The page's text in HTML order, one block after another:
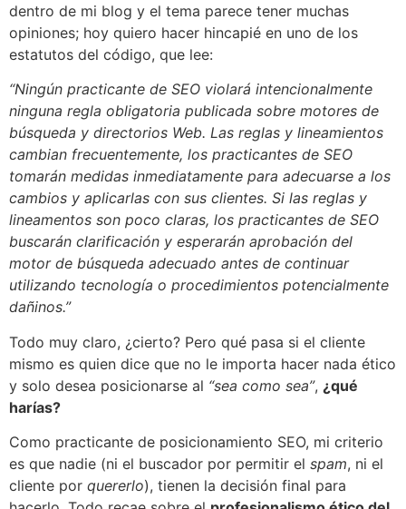
dentro de mi blog y el tema parece tener muchas
opiniones; hoy quiero hacer hincapié en uno de los
estatutos del código, que lee:
“Ningún practicante de SEO violará intencionalmente
ninguna regla obligatoria publicada sobre motores de
búsqueda y directorios Web. Las reglas y lineamientos
cambian frecuentemente, los practicantes de SEO
tomarán medidas inmediatamente para adecuarse a los
cambios y aplicarlas con sus clientes. Si las reglas y
lineamentos son poco claras, los practicantes de SEO
buscarán clarificación y esperarán aprobación del
motor de búsqueda adecuado antes de continuar
utilizando tecnología o procedimientos potencialmente
dañinos.”
Todo muy claro, ¿cierto? Pero qué pasa si el cliente
mismo es quien dice que no le importa hacer nada ético
y solo desea posicionarse al “sea como sea”, ¿qué
harías?
Como practicante de posicionamiento SEO, mi criterio
es que nadie (ni el buscador por permitir el spam, ni el
cliente por quererlo), tienen la decisión final para